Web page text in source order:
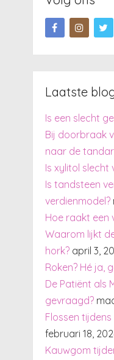
Laatste
Is een slecht
Bij doorbraak
naar de
Is xylitol slecht
Is tandsteen
verdienmodel?
Hoe raakt een
Waarom lijkt
hork? april 3,
Roken? Hé ja,
De Patiënt als
gevraagd?
Flossen
februari 18,
Kauwgom